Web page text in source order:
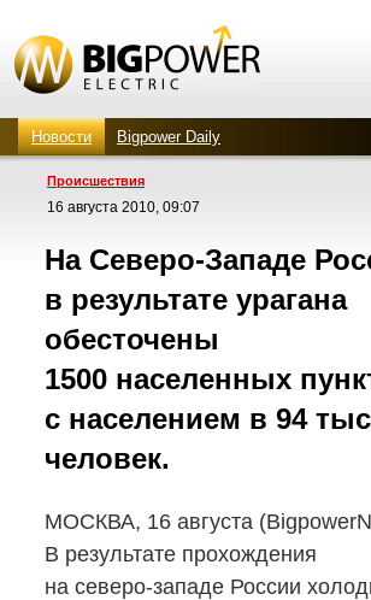
Новости Bigpower Daily
Проиcшествия
16 августа 2010, 09:07
На Северо-Западе
в результате урагана
обесточены
1500 населенных
с населением в 94 тыс
человек.
МОСКВА, 16 августа
В результате прохождения
на северо-западе России